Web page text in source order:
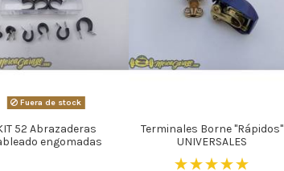
Fuera de stock
52 Abrazaderas
engomadas
Terminales Borne "Rápidos"
UNIVERSALES